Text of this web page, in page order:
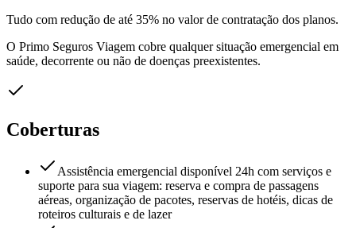
Tudo com redução de até 35% no valor de contratação dos planos.
O Primo Seguros Viagem cobre qualquer situação emergencial em
saúde, decorrente ou não de doenças preexistentes.
Coberturas
Assistência emergencial disponível 24h com serviços e
suporte para sua viagem: reserva e compra de passagens
aéreas, organização de pacotes, reservas de hotéis, dicas de
roteiros culturais e de lazer